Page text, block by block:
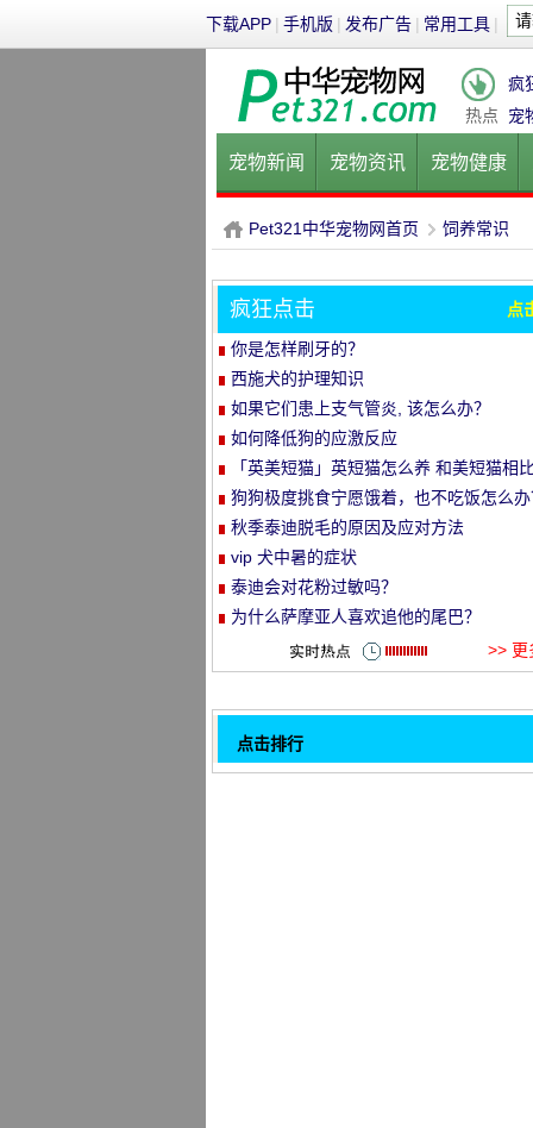
下载APP | 手机版 | 发布广告 | 常用工具 |
热点
疯
宠
宠物新闻 宠物资讯 宠物健康
健康饮食 宠物美容 宠物医院
P
et
Pet321中华宠物网首页
›
饲养常识
疯狂点击 点
你是怎样刷牙的？
西施犬的护理知识
如果它们患上支气管炎, 该怎么办？
如何降低狗的应激反应
「英美短猫」英短猫怎么养 和美短猫相
养哪种比较好呢
狗狗极度挑食宁愿饿着，也不吃饭怎么
教你五招轻松解决！
秋季泰迪脱毛的原因及应对方法
vip 犬中暑的症状
泰迪会对花粉过敏吗？
为什么萨摩亚人喜欢追他的尾巴？
>> 更
点击排行